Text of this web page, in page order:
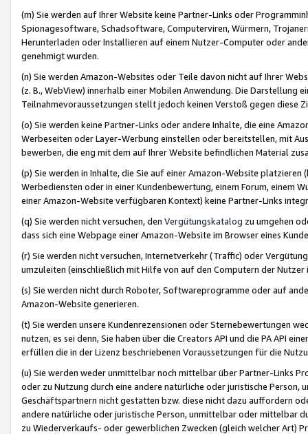
(m) Sie werden auf Ihrer Website keine Partner-Links oder
Spionagesoftware, Schadsoftware, Computerviren, Würmern,
Herunterladen oder Installieren auf einem Nutzer-Computer oder
genehmigt wurden.
(n) Sie werden Amazon-Websites oder Teile davon nicht auf Ihrer
(z. B., WebView) innerhalb einer Mobilen Anwendung. Die Darstellung
Teilnahmevoraussetzungen stellt jedoch keinen Verstoß gegen diese
(o) Sie werden keine Partner-Links oder andere Inhalte, die eine
Werbeseiten oder Layer-Werbung einstellen oder bereitstellen, mit
bewerben, die eng mit dem auf Ihrer Website befindlichen Material
(p) Sie werden in Inhalte, die Sie auf einer Amazon-Website
Werbediensten oder in einer Kundenbewertung, einem Forum, einem
einer Amazon-Website verfügbaren Kontext) keine Partner-Links
(q) Sie werden nicht versuchen, den Vergütungskatalog zu umgehen
dass sich eine Webpage einer Amazon-Website im Browser eines
(r) Sie werden nicht versuchen, Internetverkehr (Traffic) oder
umzuleiten (einschließlich mit Hilfe von auf den Computern der
(s) Sie werden nicht durch Roboter, Softwareprogramme oder auf
Amazon-Website generieren.
(t) Sie werden unsere Kundenrezensionen oder Sternebewertungen
nutzen, es sei denn, Sie haben über die Creators API und die PA API
erfüllen die in der Lizenz beschriebenen Voraussetzungen für die
(u) Sie werden weder unmittelbar noch mittelbar über Partner-Links
oder zu Nutzung durch eine andere natürliche oder juristische
Geschäftspartnern nicht gestatten bzw. diese nicht dazu auffordern
andere natürliche oder juristische Person, unmittelbar oder mittelbar
zu Wiederverkaufs- oder gewerblichen Zwecken (gleich welcher Art)